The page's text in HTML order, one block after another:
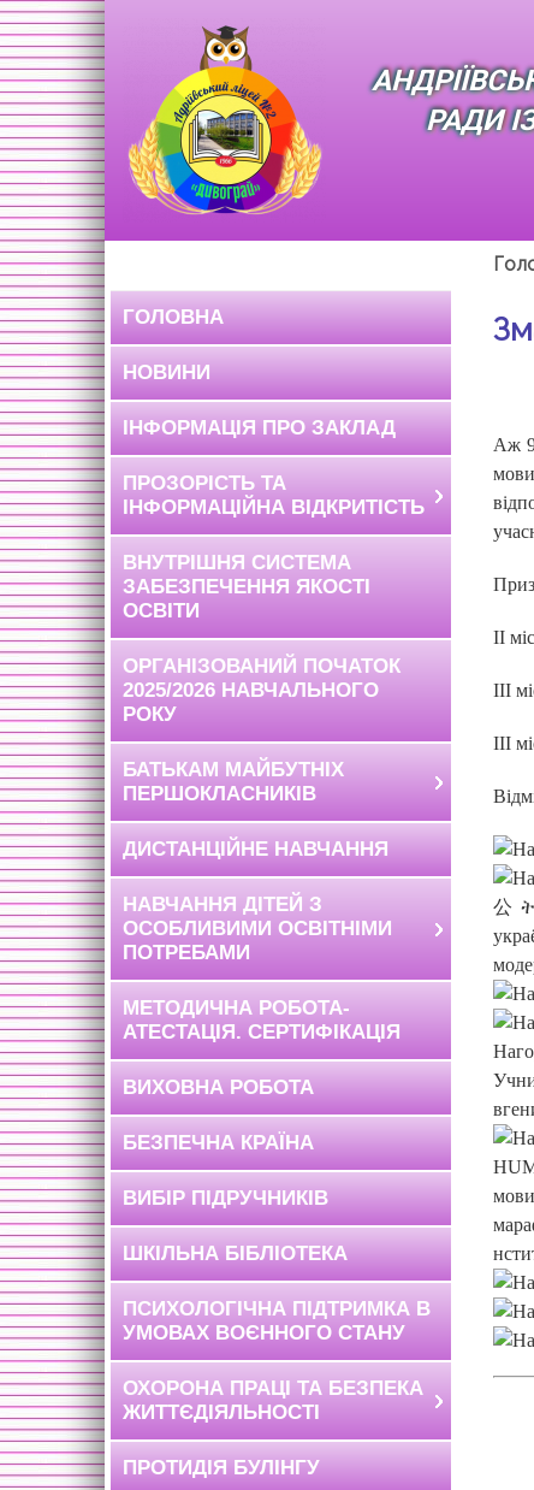
РАДИ
ГОЛОВНА
НОВИНИ
ІНФОРМАЦІЯ ПРО ЗАКЛАД
ПРОЗОРІСТЬ ТА
ІНФОРМАЦІЙНА ВІДКРИТІСТЬ
ВНУТРІШНЯ СИСТЕМА
ЗАБЕЗПЕЧЕННЯ ЯКОСТІ
ОСВІТИ
ОРГАНІЗОВАНИЙ ПОЧАТОК
2025/2026 НАВЧАЛЬНОГО
РОКУ
БАТЬКАМ МАЙБУТНІХ
ПЕРШОКЛАСНИКІВ
ДИСТАНЦІЙНЕ НАВЧАННЯ
НАВЧАННЯ ДІТЕЙ З
ОСОБЛИВИМИ ОСВІТНІМИ
ПОТРЕБАМИ
МЕТОДИЧНА РОБОТА-
АТЕСТАЦІЯ. СЕРТИФІКАЦІЯ
ВИХОВНА РОБОТА
БЕЗПЕЧНА КРАЇНА
ВИБІР ПІДРУЧНИКІВ
ШКІЛЬНА БІБЛІОТЕКА
ПСИХОЛОГІЧНА ПІДТРИМКА В
УМОВАХ ВОЄННОГО СТАНУ
ОХОРОНА ПРАЦІ ТА БЕЗПЕКА
ЖИТТЄДІЯЛЬНОСТІ
ПРОТИДІЯ БУЛІНГУ
Аж 9
ІІ
ІІІ
ІІІ